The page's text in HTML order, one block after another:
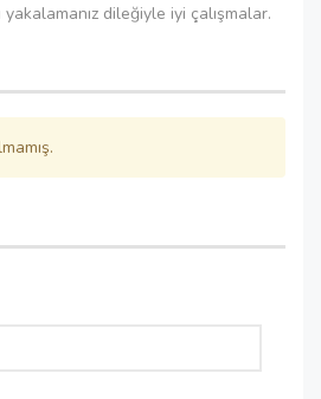
dileğiyle iyi çalışmalar.